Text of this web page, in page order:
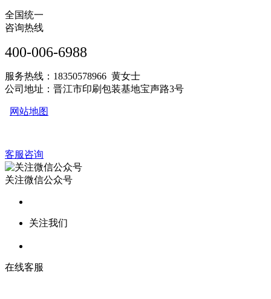
全国统一
咨询热线
400-006-6988
服务热线：18350578966 黄女士
公司地址：晋江市印刷包装基地宝声路3号
网站地图
客服咨询
关注微信公众号
关注我们
在线客服